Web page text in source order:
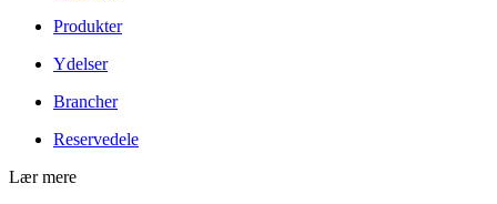
Produkter
Ydelser
Brancher
Reservedele
Lær mere